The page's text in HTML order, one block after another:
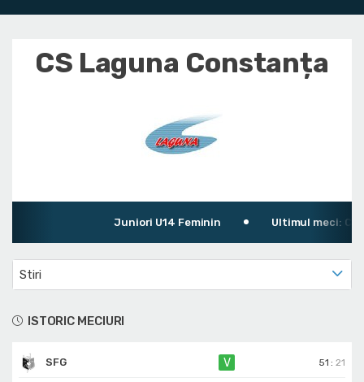
CS Laguna Constanța
Juniori U14 Feminin Ultimul meci: CS
Stiri
ISTORIC MECIURI
SFG V 51 :21